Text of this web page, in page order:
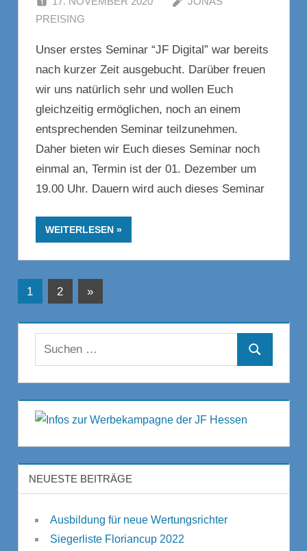
PREISING
Unser erstes Seminar “JF Digital” war bereits
nach kurzer Zeit ausgebucht. Darüber freuen
wir uns natürlich sehr und wollen Euch
gleichzeitig ermöglichen, noch an einem
entsprechenden Seminar teilzunehmen.
Daher bieten wir Euch dieses Seminar noch
einmal an, Termin ist der 01. Dezember um
19.00 Uhr. Dauern wird auch dieses Seminar
WEITERLESEN
Beitragsnavigation
1 2
Nächste
»
Suchen
NEUESTE BEITRÄGE
Ausbildung für neue Wertungsrichter
Siegerliste Floriancup 2022